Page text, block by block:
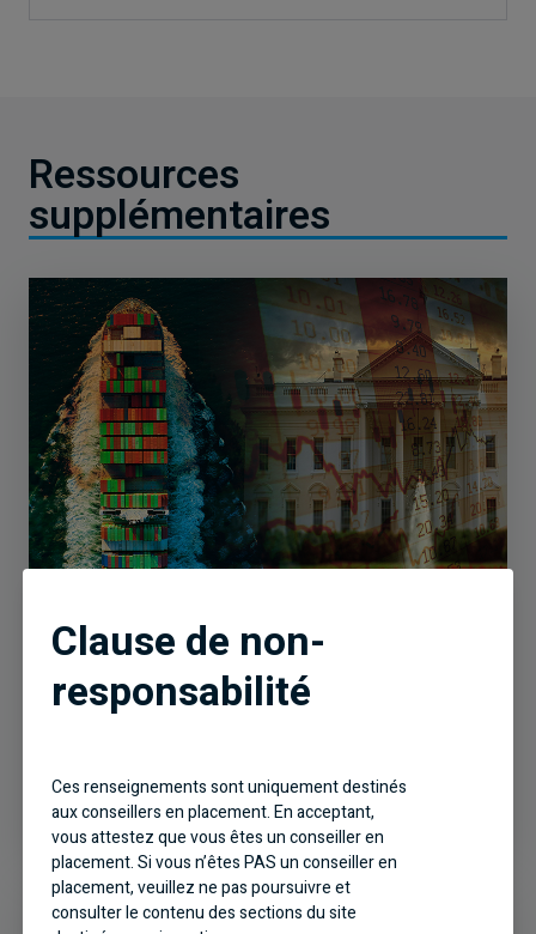
Ressources
supplémentaires
Articles
Les 100 prochains jours du
mandat de Trump : Quatre thèmes
Clause de non-
responsabilité
Ces renseignements sont uniquement destinés
aux conseillers en placement. En acceptant,
vous attestez que vous êtes un conseiller en
placement. Si vous n’êtes PAS un conseiller en
placement, veuillez ne pas poursuivre et
consulter le contenu des sections du site